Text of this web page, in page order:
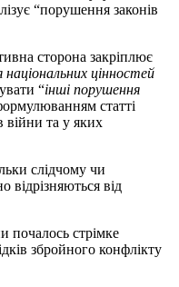
“порушення законів
сторона закріплює
цінностей
“інші порушення
статті
війни та у яких
слідчому чи
відрізняються від
почалось стрімке
збройного конфлікту